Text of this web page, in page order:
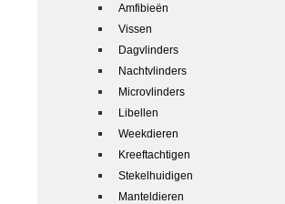
Amfibieën
Vissen
Dagvlinders
Nachtvlinders
Microvlinders
Libellen
Weekdieren
Kreeftachtigen
Stekelhuidigen
Manteldieren